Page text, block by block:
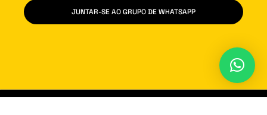
JUNTAR-SE AO GRUPO DE WHATSAPP